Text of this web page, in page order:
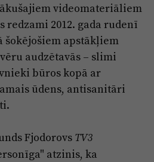
videomateriāliem
redzami 2012. gada rudenī
apstākļiem
audzētavās – slimi
būros kopā ar
ūdens, antisanitāri
Fjodorovs TV3
atzinis, ka